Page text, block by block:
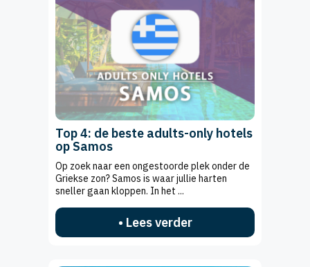
Top 4: de beste adults-only hotels
op Samos
Op zoek naar een ongestoorde plek onder de
Griekse zon? Samos is waar jullie harten
sneller gaan kloppen. In het ...
• Lees verder